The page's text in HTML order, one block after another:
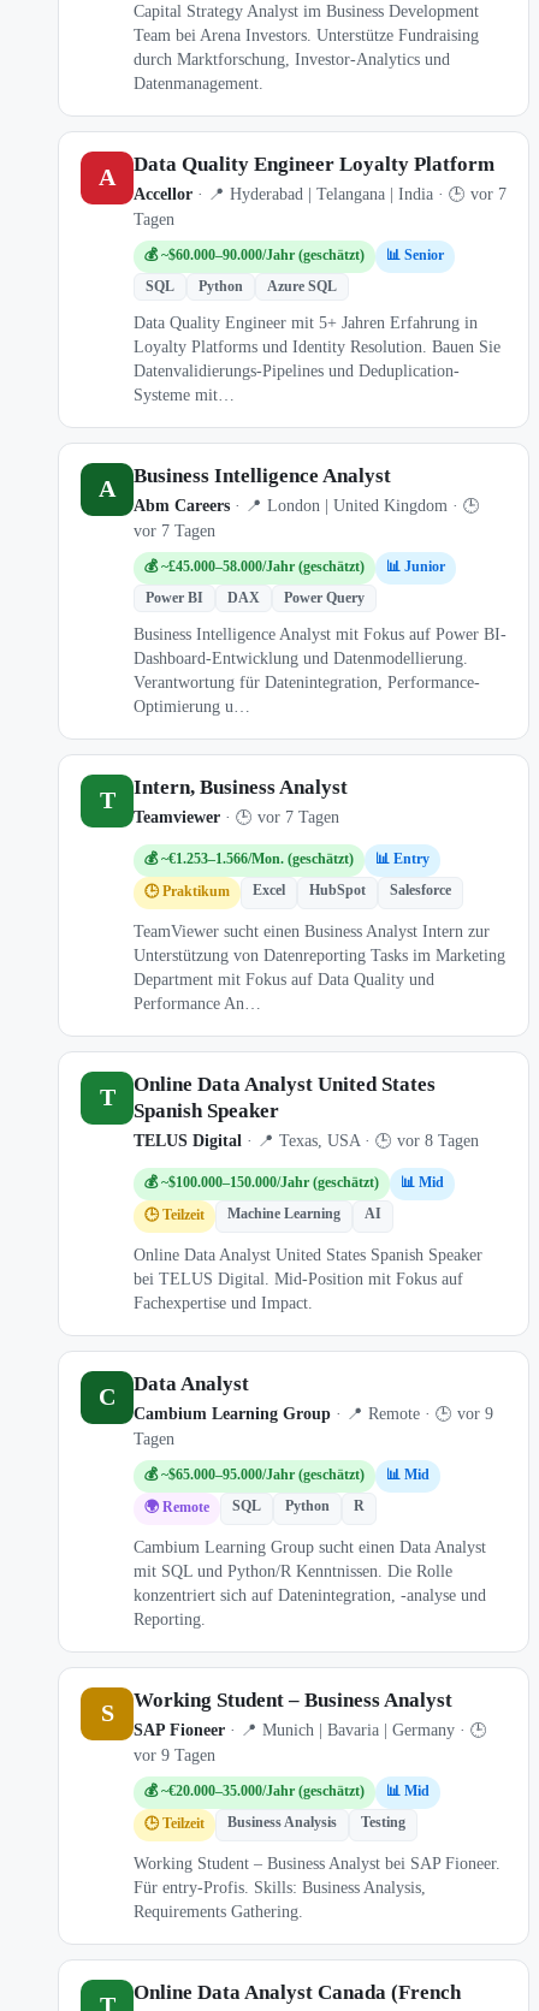
Capital Strategy Analyst im Business Development
Team bei Arena Investors. Unterstütze Fundraising
durch Marktforschung, Investor-Analytics und
Datenmanagement.
A Data Quality Engineer Loyalty Platform
Accellor · 📍 Hyderabad | Telangana | India · 🕒 vor 7
Tagen
💰 ~$60.000–90.000/Jahr (geschätzt)
📊 Senior
SQL
Python Azure SQL
Data Quality Engineer mit 5+ Jahren Erfahrung in
Loyalty Platforms und Identity Resolution. Bauen Sie
Datenvalidierungs-Pipelines und Deduplication-
Systeme mit…
A Business Intelligence Analyst
Abm Careers · 📍 London | United Kingdom · 🕒
vor 7 Tagen
💰 ~£45.000–58.000/Jahr (geschätzt)
📊 Junior
Power BI
DAX Power Query
Business Intelligence Analyst mit Fokus auf Power BI-
Dashboard-Entwicklung und Datenmodellierung.
Verantwortung für Datenintegration, Performance-
Optimierung u…
T Intern, Business Analyst
Teamviewer · 🕒 vor 7 Tagen
💰 ~€1.253–1.566/Mon. (geschätzt)
📊 Entry
🕒 Praktikum
Excel HubSpot Salesforce
TeamViewer sucht einen Business Analyst Intern zur
Unterstützung von Datenreporting Tasks im Marketing
Department mit Fokus auf Data Quality und
Performance An…
T
Online Data Analyst United States
Spanish Speaker
TELUS Digital · 📍 Texas, USA · 🕒 vor 8 Tagen
💰 ~$100.000–150.000/Jahr (geschätzt)
📊 Mid
🕒 Teilzeit
Machine Learning AI
Online Data Analyst United States Spanish Speaker
bei TELUS Digital. Mid-Position mit Fokus auf
Fachexpertise und Impact.
C Data Analyst
Cambium Learning Group · 📍 Remote · 🕒 vor 9
Tagen
💰 ~$65.000–95.000/Jahr (geschätzt)
📊 Mid
🌍 Remote
SQL Python R
Cambium Learning Group sucht einen Data Analyst
mit SQL und Python/R Kenntnissen. Die Rolle
konzentriert sich auf Datenintegration, -analyse und
Reporting.
S Working Student – Business Analyst
SAP Fioneer · 📍 Munich | Bavaria | Germany · 🕒
vor 9 Tagen
💰 ~€20.000–35.000/Jahr (geschätzt)
📊 Mid
🕒 Teilzeit
Business Analysis Testing
Working Student – Business Analyst bei SAP Fioneer.
Für entry-Profis. Skills: Business Analysis,
Requirements Gathering.
T
Online Data Analyst Canada (French